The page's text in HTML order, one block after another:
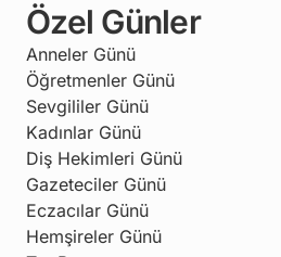
Özel Günler
Anneler Günü
Öğretmenler Günü
Sevgililer Günü
Kadınlar Günü
Diş Hekimleri Günü
Gazeteciler Günü
Eczacılar Günü
Hemşireler Günü